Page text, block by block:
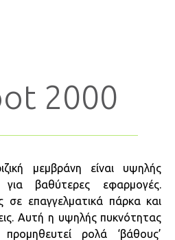
2000
μεμβράνη είναι υψηλής
για βαθύτερες εφαρμογές.
σε επαγγελματικά πάρκα και
Αυτή η υψηλής πυκνότητας
ρολά ‘βάθους’